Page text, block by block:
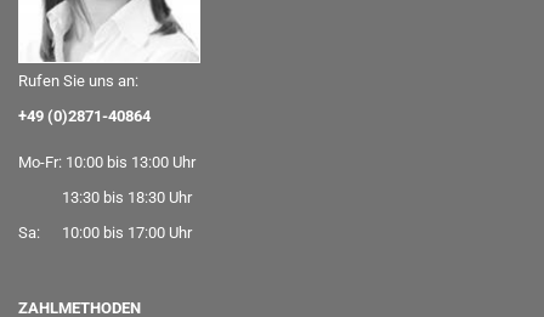
Rufen Sie uns an:
+49 (0)2871-40864
Mo-Fr: 10:00 bis 13:00 Uhr
13:30 bis 18:30 Uhr
Sa: 10:00 bis 17:00 Uhr
ZAHLMETHODEN